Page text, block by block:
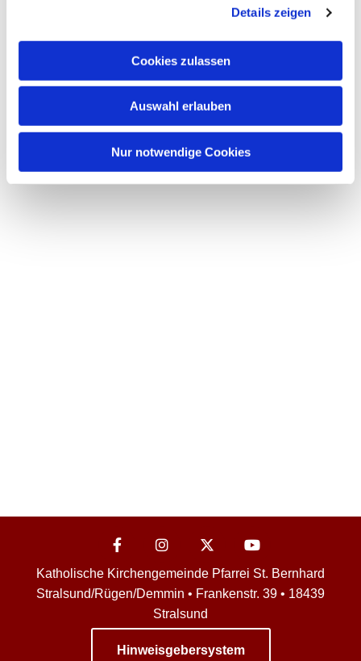
Details zeigen
Cookies zulassen
Auswahl erlauben
Nur notwendige Cookies
Dies könnte Sie auch
interessieren
Katholische Kirchengemeinde Pfarrei St. Bernhard
Stralsund/Rügen/Demmin • Frankenstr. 39 • 18439
Stralsund
Hinweisgebersystem